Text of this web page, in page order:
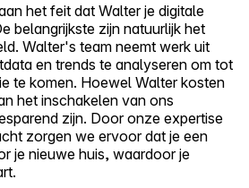
het feit dat Walter je digitale
belangrijkste zijn natuurlijk het
Walter's team neemt werk uit
en trends te analyseren om tot
te komen. Hoewel Walter kosten
het inschakelen van ons
zijn. Door onze expertise
zorgen we ervoor dat je een
je nieuwe huis, waardoor je